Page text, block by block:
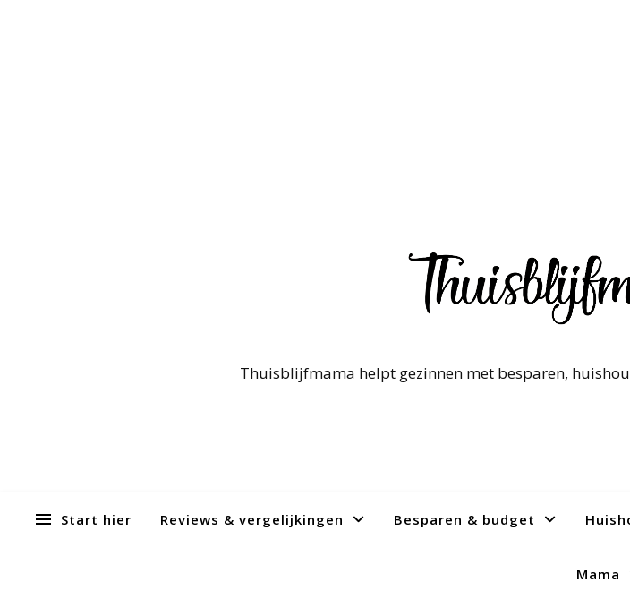
Thuisblijfmama helpt gezinnen met besparen,
Start hier Reviews & vergelijkingen Besparen & budget
Mama